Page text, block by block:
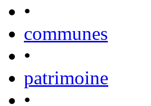
•
communes
•
patrimoine
•